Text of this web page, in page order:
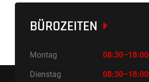
BÜROZEITEN
Montag 08:30–18:00
Dienstag 08:30–18:00